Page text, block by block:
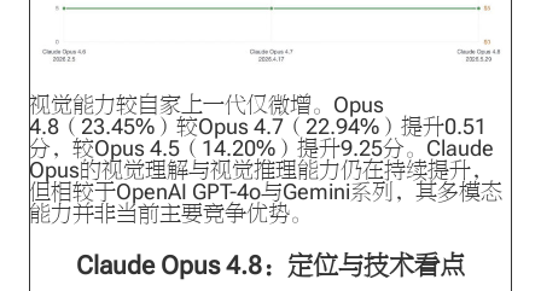
视觉能力较自家上一代仅微增。Opus
4.8（23.45%）较Opus 4.7（22.94%）提升0.51
分，较Opus 4.5（14.20%）提升9.25分。Claude
Opus的视觉理解与视觉推理能力仍在持续提升，
但相较于OpenAI GPT-4o与Gemini系列，其多模态
能力并非当前主要竞争优势。
Claude Opus 4.8：定位与技术看点